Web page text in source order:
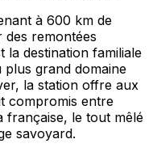
à 600 km de
des remontées
la destination familiale
plus grand domaine
la station offre aux
compromis entre
française, le tout mêlé
savoyard.